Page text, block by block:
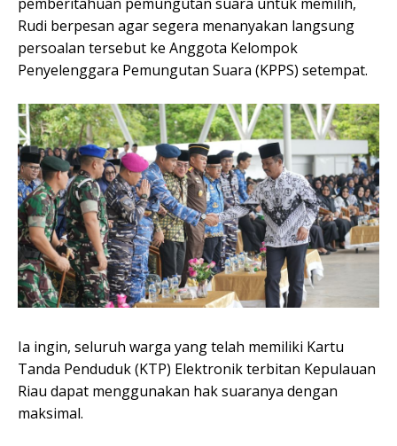
Rudi berpesan agar segera menanyakan langsung
persoalan tersebut ke Anggota Kelompok
Penyelenggara Pemungutan Suara (KPPS) setempat.
Ia ingin, seluruh warga yang telah memiliki Kartu
Tanda Penduduk (KTP) Elektronik terbitan Kepulauan
Riau dapat menggunakan hak suaranya dengan
maksimal.